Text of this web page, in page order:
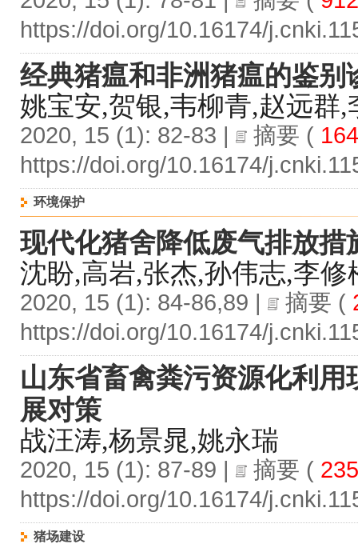
https://doi.org/10.16174/
经典猪瘟和非洲猪瘟的鉴别
姚宝安,贺银,韦柳青,赵远群,
2020, 15 (1): 82-83 | 摘要 (
https://doi.org/10.16174/
环境保护
现代化猪舍降低废气排放措
沈盼,高岩,张杰,孙伟志,李修
2020, 15 (1): 84-86,89 | 摘要 (
https://doi.org/10.16174/
山东省畜禽粪污资源化利
展对策
战汪涛,杨景晁,姚永瑞
2020, 15 (1): 87-89 | 摘要 (
https://doi.org/10.16174/
猪场建设